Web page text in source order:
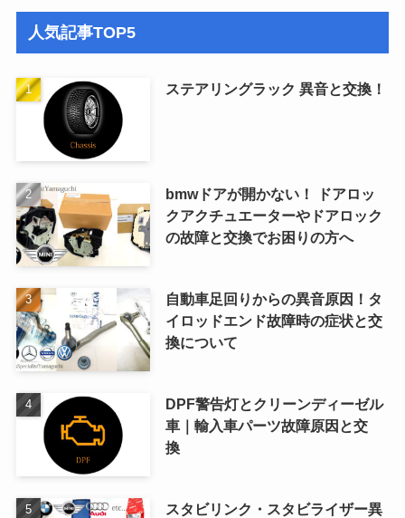
人気記事TOP5
ステアリングラック 異音と交換！
bmwドアが開かない！ ドアロッ
クアクチュエーターやドアロック
の故障と交換でお困りの方へ
自動車足回りからの異音原因！タ
イロッドエンド故障時の症状と交
換について
DPF警告灯とクリーンディーゼル
車｜輸入車パーツ故障原因と交
換
スタビリンク・スタビライザー異